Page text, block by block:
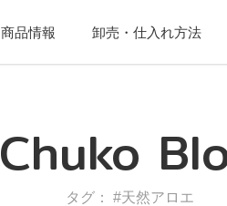
商品情報 卸売・仕入れ方法
Chuko
タグ： #天然アロエ